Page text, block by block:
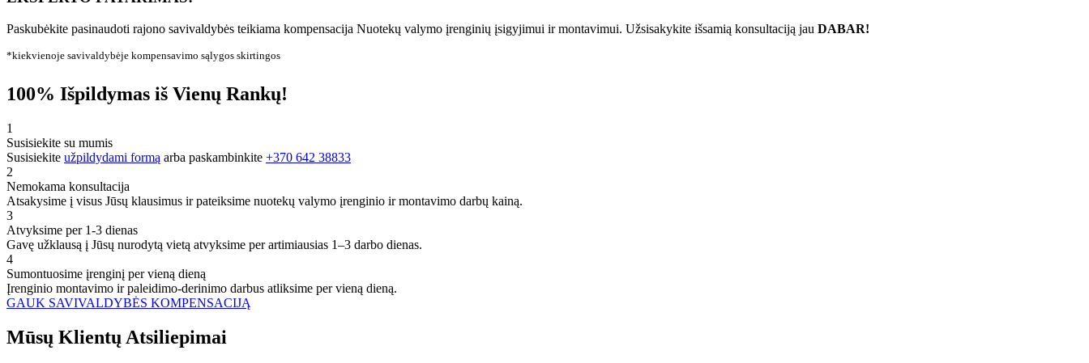
Paskubėkite pasinaudoti rajono savivaldybės teikiama kompensacija Nuotekų valymo įrenginių įsigyjimui ir montavimui. Užsisakykite išsamią konsultaciją jau DABAR!
*kiekvienoje savivaldybėje kompensavimo sąlygos skirtingos
100% Išpildymas iš Vienų Rankų!
1
Susisiekite su mumis
Susisiekite užpildydami formą arba paskambinkite +370 642 38833
2
Nemokama konsultacija
Atsakysime į visus Jūsų klausimus ir pateiksime nuotekų valymo įrenginio ir montavimo darbų kainą.
3
Atvyksime per 1-3 dienas
Gavę užklausą į Jūsų nurodytą vietą atvyksime per artimiausias 1–3 darbo dienas.
4
Sumontuosime įrenginį per vieną dieną
Įrenginio montavimo ir paleidimo-derinimo darbus atliksime per vieną dieną.
GAUK SAVIVALDYBĖS KOMPENSACIJĄ
Mūsų Klientų Atsiliepimai